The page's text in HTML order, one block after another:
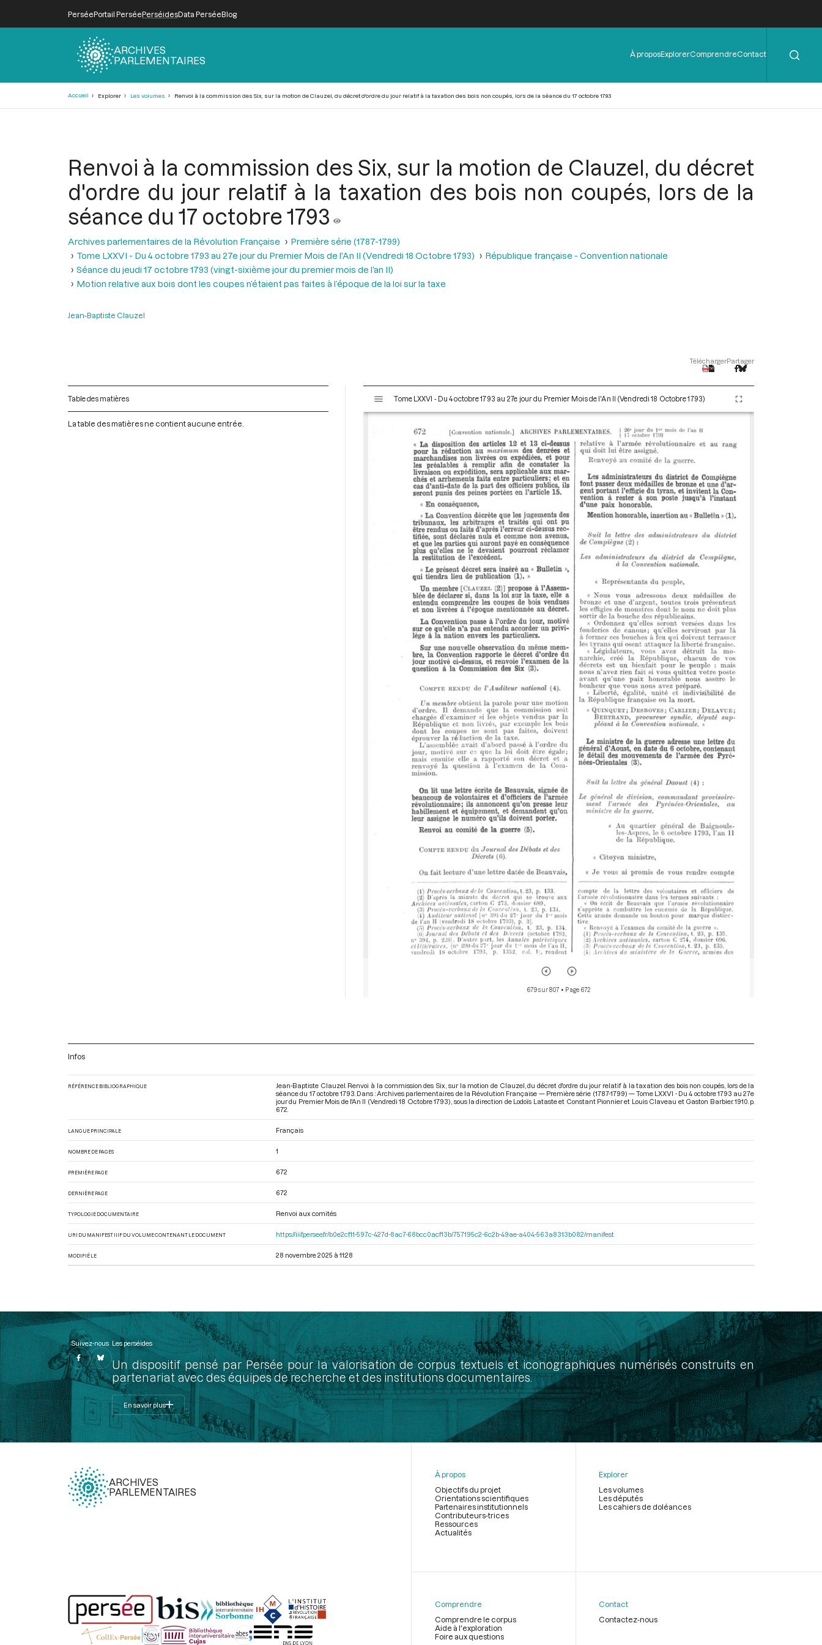
PerséePortail PerséePerséidesData PerséeBlog
ARCHIVES
PARLEMENTAIRES
Menu
de
À proposExplorerComprendreContact
Accueil Explorer Les volumes Renvoi à la commission des Six, sur la motion de Clauzel, du décret d'ordre du jour relatif à la taxation des bois non coupés, lors de la séance du 17 octobre 1793
Renvoi à la commission des Six, sur la motion de Clauzel, du décret
d'ordre du jour relatif à la taxation des bois non coupés, lors de la
séance du 17 octobre 1793
Archives parlementaires de la Révolution Française
Première série (1787-1799)
Tome LXXVI - Du 4 octobre 1793 au 27e jour du Premier Mois de l'An II (Vendredi 18 Octobre 1793)
République française - Convention nationale
Séance du jeudi 17 octobre 1793 (vingt-sixième jour du premier mois de l’an II)
Motion relative aux bois dont les coupes n’étaient pas faites à l’époque de la loi sur la taxe
Jean-Baptiste Clauzel
TéléchargerPartager
Table des matières
La table des matières ne contient aucune entrée.
s
Tome LXXVI - Du 4 octobre 1793 au 27e jour du Premier Mois de l'An II (Vendredi 18 Octobre 1793)
679 sur 807 • Page 672
Infos
RÉFÉRENCE BIBLIOGRAPHIQUE
Jean-Baptiste Clauzel. Renvoi à la commission des Six, sur la motion de Clauzel, du décret d'ordre du jour relatif à la taxation des bois non coupés, lors de la
séance du 17 octobre 1793. Dans : Archives parlementaires de la Révolution Française — Première série (1787-1799) — Tome LXXVI - Du 4 octobre 1793 au 27e
jour du Premier Mois de l'An II (Vendredi 18 Octobre 1793) , sous la direction de Lodoïs Lataste et Constant Pionnier et Louis Claveau et Gaston Barbier. 1910. p.
672.
LANGUE PRINCIPALE Français
NOMBRE DE PAGES 1
PREMIÈRE PAGE 672
DERNIÈRE PAGE 672
TYPOLOGIE DOCUMENTAIRE Renvoi aux comités
URI DU MANIFEST IIIF DU VOLUME CONTENANT LE DOCUMENT https://iiif.persee.fr/b0e2cf11-597c-427d-8ac7-68bcc0acf13b/757195c2-6c2b-49ae-a404-563a8313b082/manifest
MODIFIÉ LE 28 novembre 2025 à 11:28
Suivez-nous Les perséides
Un dispositif pensé par Persée pour la valorisation de corpus textuels et iconographiques numérisés construits en
partenariat avec des équipes de recherche et des institutions documentaires.
En savoir plus
ARCHIVES
PARLEMENTAIRES
page
À propos
Objectifs du projet
Orientations scientifiques
Partenaires institutionnels
Contributeurs-trices
Ressources
Actualités
Explorer
Les volumes
Les députés
Les cahiers de doléances
Comprendre
Comprendre le corpus
Aide à l'exploration
Foire aux questions
Contact
Contactez-nous